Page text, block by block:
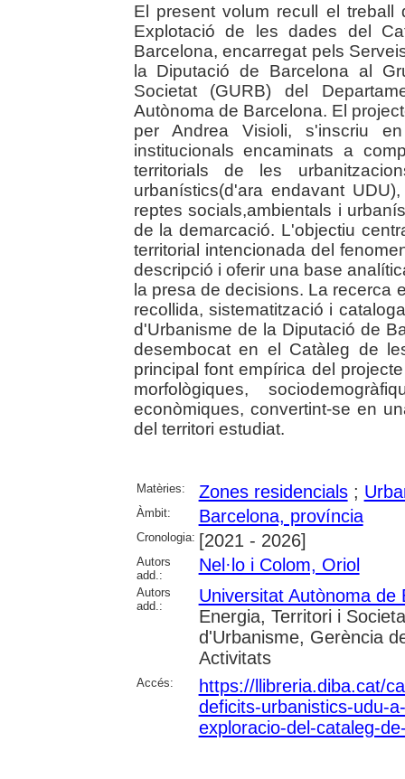
El present volum recull el
Explotació de les dades del
Barcelona, encarregat pels
la Diputació de Barcelona al
Societat (GURB) del
Autònoma de Barcelona. El
per Andrea Visioli, s'inscriu
institucionals encaminats a
territorials de les
urbanístics(d'ara endavant
reptes socials,ambientals i
de la demarcació. L'objectiu
territorial intencionada del
descripció i oferir una base
la presa de decisions. La recerca
recollida, sistematització i
d'Urbanisme de la Diputació de
desembocat en el Catàleg de
principal font empírica del
morfològiques,
econòmiques, convertint-se en
del territori estudiat.
Matèries: Zones residencials;
Àmbit: Barcelona, província
Cronologia: [2021 - 2026]
Autors
add.:
Nel·lo i Colom, Oriol
Autors
add.:
Universitat Autònoma de
Energia, Territori i
d'Urbanisme, Gerència
Activitats
Accés:
https://llibreria.diba.cat/
deficits-urbanistics-udu-
exploracio-del-cataleg-